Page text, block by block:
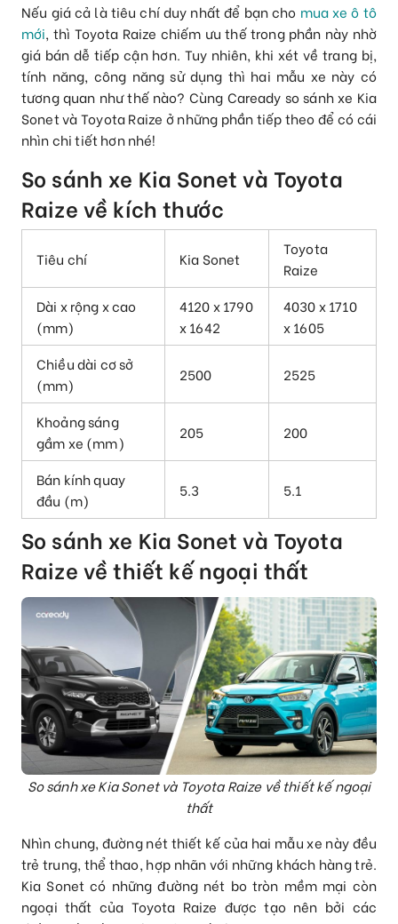
Nếu giá cả là tiêu chí duy nhất để bạn cho mua xe ô tô
mới, thì Toyota Raize chiếm ưu thế trong phần này nhờ
giá bán dễ tiếp cận hơn. Tuy nhiên, khi xét về trang bị,
tính năng, công năng sử dụng thì hai mẫu xe này có
tương quan như thế nào? Cùng Caready so sánh xe Kia
Sonet và Toyota Raize ở những phần tiếp theo để có cái
nhìn chi tiết hơn nhé!
So sánh xe Kia Sonet và Toyota
Raize về kích thước
Tiêu chí Kia Sonet
Toyota
Raize
Dài x rộng x cao
(mm)
4120 x 1790
x 1642
4030 x 1710
x 1605
Chiều dài cơ sở
(mm)
2500 2525
Khoảng sáng
gầm xe (mm)
205 200
Bán kính quay
đầu (m)
5.3 5.1
So sánh xe Kia Sonet và Toyota
Raize về thiết kế ngoại thất
So sánh xe Kia Sonet và Toyota Raize về thiết kế ngoại
thất
Nhìn chung, đường nét thiết kế của hai mẫu xe này đều
trẻ trung, thể thao, hợp nhãn với những khách hàng trẻ.
Kia Sonet có những đường nét bo tròn mềm mại còn
ngoại thất của Toyota Raize được tạo nên bởi các